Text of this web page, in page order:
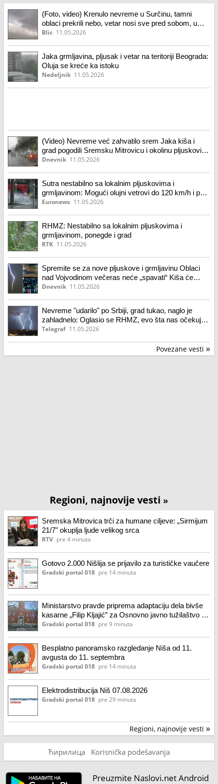
(Foto, video) Krenulo nevreme u Surčinu, tamni
oblaci prekrili nebo, vetar nosi sve pred sobom, u
centru Beograda tutnji grmljavina
Blic 11.05.2026
Jaka grmljavina, pljusak i vetar na teritoriji Beograda:
Oluja se kreće ka istoku
Nedeljnik 11.05.2026
(Video) Nevreme već zahvatilo srem Jaka kiša i
grad pogodili Sremsku Mitrovicu i okolinu pljuskovi
se očekuje celoj u Vojvodini
Dnevnik 11.05.2026
Sutra nestabilno sa lokalnim pljuskovima i
grmljavinom: Mogući olujni vetrovi do 120 km/h i pad
temperature
Euronews 11.05.2026
RHMZ: Nestabilno sa lokalnim pljuskovima i
grmljavinom, ponegde i grad
RTK 11.05.2026
Spremite se za nove pljuskove i grmljavinu Oblaci
nad Vojvodinom večeras neće „spavati“ Kiša će
padati čitavu noć Posle današnje prve superćelije i
Dnevnik 11.05.2026
Nevreme "udarilo" po Srbiji, grad tukao, naglo je
zahladnelo: Oglasio se RHMZ, evo šta nas očekuje
tokom noći
Telegraf 11.05.2026
Povezane vesti »
Regioni, najnovije vesti »
Sremska Mitrovica trči za humane ciljeve: „Sirmijum
21/7" okuplja ljude velikog srca
RTV pre 4 minuta
Gotovo 2.000 Nišlija se prijavilo za turističke vaučere
Gradski portal 018 pre 14 minuta
Ministarstvo pravde priprema adaptaciju dela bivše
kasarne „Filip Kljajić” za Osnovno javno tužilaštvo u
Nišu
Gradski portal 018 pre 9 minuta
Besplatno panoramsko razgledanje Niša od 11.
avgusta do 11. septembra
Gradski portal 018 pre 14 minuta
Elektrodistribucija Niš 07.08.2026
Gradski portal 018 pre 29 minuta
Regioni, najnovije vesti »
Ћирилица Korisnička podešavanja
Preuzmite Naslovi.net Android